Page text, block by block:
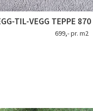
TIL-VEGG TEPPE 870
699,- pr. m2